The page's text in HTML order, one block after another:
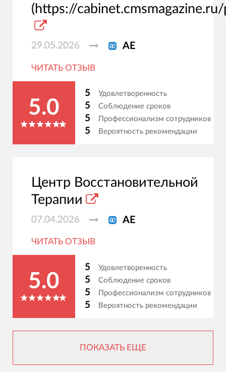
(https://
29.05.2026 АЕ
ЧИТАТЬ ОТЗЫВ
5.0
5 Удовлетворенность
5 Соблюдение сроков
5 Профессионализм сотрудников
5 Вероятность рекомендации
Центр Восстановительной
Терапии
07.04.2026 АЕ
ЧИТАТЬ ОТЗЫВ
5.0
5 Удовлетворенность
5 Соблюдение сроков
5 Профессионализм сотрудников
5 Вероятность рекомендации
ПОКАЗАТЬ ЕЩЕ